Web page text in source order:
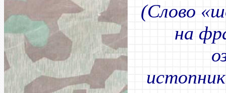
(Слово
на